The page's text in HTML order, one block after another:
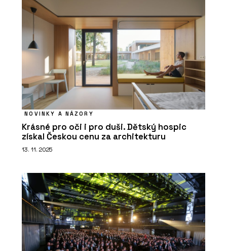
NOVINKY A NÁZORY
Krásné pro oči i pro duši. Dětský hospic
získal Českou cenu za architekturu
13. 11. 2025